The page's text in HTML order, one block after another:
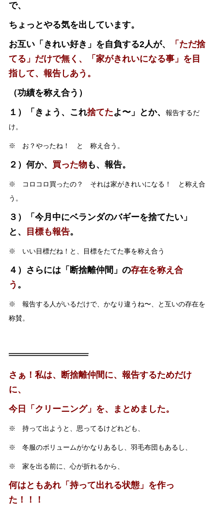
で、
ちょっとやる気を出しています。
お互い「きれい好き」を自負する2人が、
「ただ捨
てる」だけで無く、「家がきれいになる事」を目
指して、報告しあう。
（功績を称え合う）
１）「きょう、これ捨てたよ〜」とか、
報告するだ
け。
※ お？やったね！ と 称え合う。
２）何か、 買った物も、報告。
※ コロコロ買ったの？ それは家がきれいになる！ と称え合
う。
３）「今月中にベランダのバギーを捨てたい」
と、
目標も報告。
※ いい目標だね！と、目標をたてた事を称え合う
４）さらには「断捨離仲間」の存在を称え合
う 。
※ 報告する人がいるだけで、かなり違うね〜、と互いの存在を
称賛。
さぁ！私は、断捨離仲間に、報告するためだけ
に、
今日「クリーニング」を、まとめました。
※ 持って出ようと、思ってるけどれども、
※ 冬服のボリュームがかなりあるし、羽毛布団もあるし、
※ 家を出る前に、心が折れるから、
何はともあれ「持って出れる状態」を作っ
た！！！